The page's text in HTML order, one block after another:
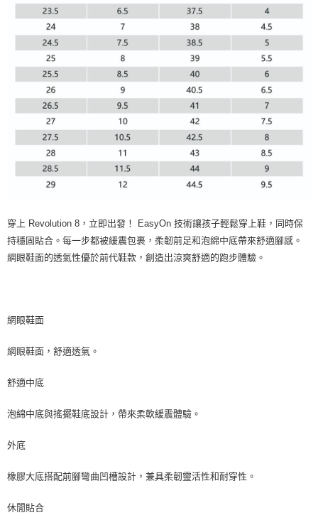
穿上 Revolution 8，立即出發！ EasyOn 技術讓孩子輕鬆穿上鞋，同時保
持穩固貼合。每一步都被緩震包裹，柔韌前足和泡綿中底帶來舒適腳感。
網眼鞋面的透氣性優於前​​代鞋款，創造出涼爽舒適的跑步體驗。
網眼鞋面
網眼鞋面，舒適透氣。
舒適中底
泡綿中底與搖擺鞋底設計，帶來柔軟緩震體驗。
外底
橡膠大底搭配前腳彎曲凹槽設計，兼具柔韌靈活性和耐穿性。
休閒貼合